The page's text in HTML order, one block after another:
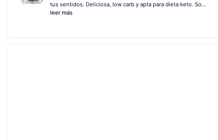
tus sentidos. Deliciosa, low carb y apta para dieta keto. So...
leer más